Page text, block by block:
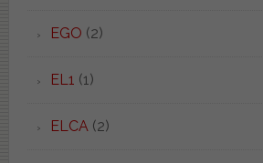
EGO (2)
EL1 (1)
ELCA(2)